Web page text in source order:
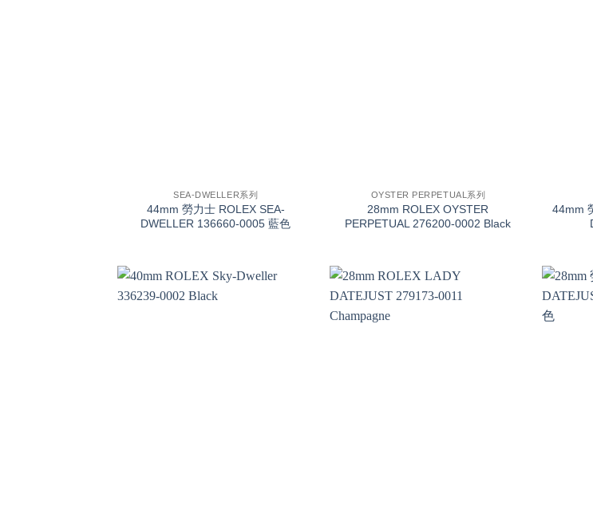
SEA-DWELLER系列
44mm 勞力士 ROLEX SEA-
DWELLER 136660-0005 藍色
OYSTER PERPETUAL系列
28mm ROLEX OYSTER
PERPETUAL 276200-0002 Black
44mm